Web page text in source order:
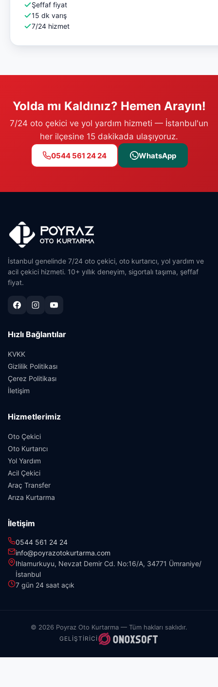
Şeffaf fiyat
15 dk varış
7/24 hizmet
Yolda mı Kaldınız? Hemen Arayın!
7/24 oto çekici ve yol yardım hizmeti — İstanbul'un
her ilçesine 15 dakikada ulaşıyoruz.
0544 561 24 24 WhatsApp
İstanbul genelinde 7/24 oto çekici, oto kurtarıcı, yol yardım ve
acil çekici hizmeti. 10+ yıllık deneyim, sigortalı taşıma, şeffaf
fiyat.
Hızlı Bağlantılar
KVKK
Gizlilik Politikası
Çerez Politikası
İletişim
Hizmetlerimiz
Oto Çekici
Oto Kurtarıcı
Yol Yardım
Acil Çekici
Araç Transfer
Arıza Kurtarma
İletişim
0544 561 24 24
info@poyrazotokurtarma.com
Ihlamurkuyu, Nevzat Demir Cd. No:16/A, 34771 Ümraniye/
İstanbul
7 gün 24 saat açık
© 2026 Poyraz Oto Kurtarma — Tüm hakları saklıdır.
GELIŞTIRICI